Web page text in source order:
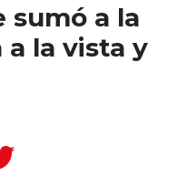
sumó a la
la vista y